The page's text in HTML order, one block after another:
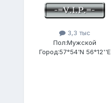
3,3 тыс
Пол:Мужской
Город:57°54'N 56°12''E